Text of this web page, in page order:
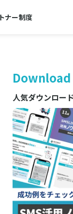
ナー制度
Download
人気ダウンロー